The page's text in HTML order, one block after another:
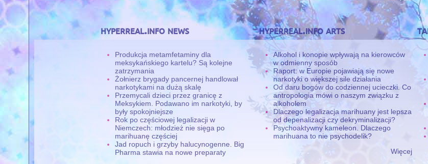
hyperreal.info news
Produkcja metamfetaminy dla
meksykańskiego kartelu? Są kolejne
zatrzymania
Żołnierz brygady pancernej handlował
narkotykami na dużą skalę
Przemycali dzieci przez granicę z
Meksykiem. Podawano im narkotyki, by
były spokojniejsze
Rok po częściowej legalizacji w
Niemczech: młodzież nie sięga po
marihuanę częściej
Jad ropuch i grzyby halucynogenne. Big
Pharma stawia na nowe preparaty
hyperreal.info arts
Alkohol i konopie wpływają na kierowców
w odmienny sposób
Raport: w Europie pojawiają się nowe
narkotyki o większej sile działania
Od daru bogów do codziennej ucieczki. Co
antropologia mówi o naszym związku z
alkoholem
Dlaczego legalizacja marihuany jest lepsza
od depenalizacji czy dekryminalizacji?
Psychoaktywny kameleon. Dlaczego
marihuana to nie psychodelik?
Więcej